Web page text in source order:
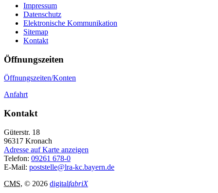
Impressum
Datenschutz
Elektronische Kommunikation
Sitemap
Kontakt
Öffnungszeiten
Öffnungszeiten/Konten
Anfahrt
Kontakt
Güterstr. 18
96317 Kronach
Adresse auf Karte anzeigen
Telefon: 09261 678-0
E-Mail: poststelle@lra-kc.bayern.de
CMS, © 2026 digitalfabriX